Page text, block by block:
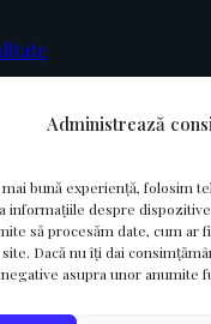
Administrează
bună experiență, folosim
informațiile despre
să procesăm date, cum ar
Dacă nu îți dai
asupra unor anumite